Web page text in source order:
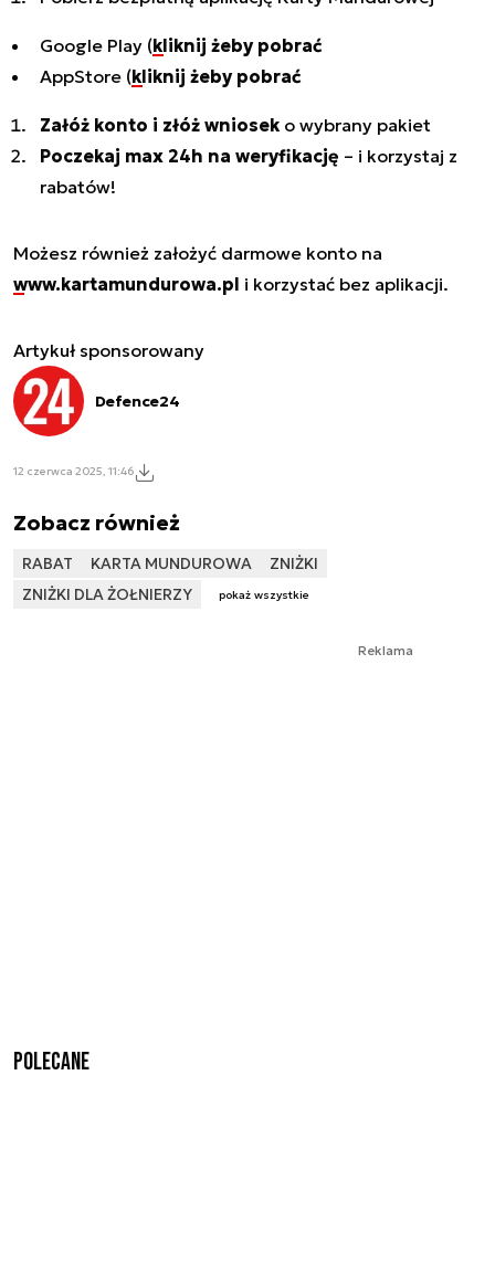
Google Play (kliknij żeby pobrać
AppStore (kliknij żeby pobrać
Załóż konto i złóż wniosek o wybrany pakiet
Poczekaj max 24h na weryfikację – i korzystaj z
rabatów!
Możesz również założyć darmowe konto na
www.kartamundurowa.pl i korzystać bez aplikacji.
Artykuł sponsorowany
Defence24
12 czerwca 2025, 11:46
Zobacz również
RABAT KARTA MUNDUROWA
ZNIŻKI
ZNIŻKI DLA ŻOŁNIERZY
pokaż wszystkie
Reklama
Polecane